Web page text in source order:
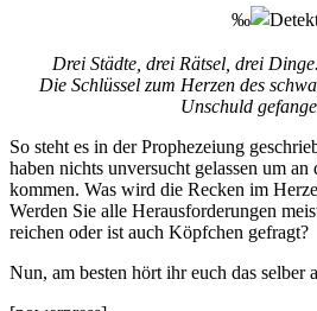
‰
Drei Städte, drei Rätsel, drei
Die Schlüssel zum Herzen des
Unschuld
So steht es in der Prophezeiung
haben nichts unversucht gelassen um an
kommen. Was wird die Recken im
Werden Sie alle Herausforderungen
reichen oder ist auch Köpfchen gefragt?
Nun, am besten hört ihr euch das selber